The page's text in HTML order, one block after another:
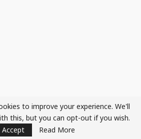
to improve your experience. We'll
this, but you can opt-out if you wish.
Accept
Read More